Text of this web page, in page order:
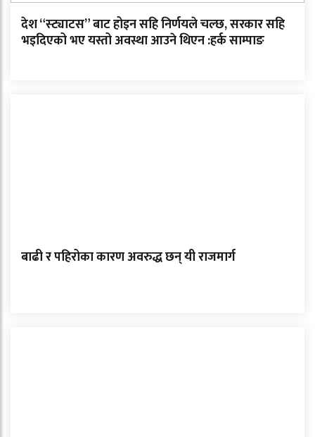
देश “स्ट्याटस” बाट होइन सहि निर्णयले चल्छ, सरकार सहि
भइदिएको भए यस्तो अवस्था आउने थिएन :हर्क साम्पाङ
बाढी र पहिरोका कारण अवरुद्ध छन् यी राजमार्ग